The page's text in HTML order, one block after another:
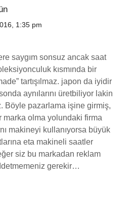
1:35 pm
saygım sonsuz ancak saat
kısmında bir
tartışılmaz. japon da iyidir
aynılarını üretbiliyor lakin
Böyle pazarlama işine girmiş,
olma yolundaki firma
makineyi kullanıyorsa büyük
eta makineli saatler
siz bu markadan reklam
gerekir…